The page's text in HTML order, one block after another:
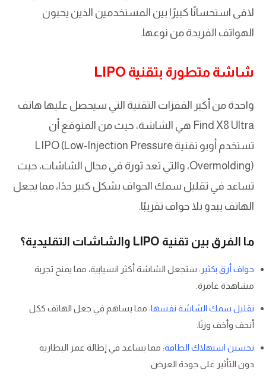
لاقى استحسانًا كبيرًا بين المستخدمين الذين يحبون
الهواتف الفريدة من نوعها.
شاشة متطورة بتقنية LIPO
واحدة من أكبر القفزات التقنية التي سيحصل عليها هاتف
Find X8 Ultra هي الشاشة، حيث من المتوقع أن
تستخدم أوبو تقنية LIPO (Low-Injection Pressure
Overmolding)، والتي تعد ثورة في مجال الشاشات، حيث
تساعد في تقليل سمك الحواف بشكل كبير جدًا، مما يجعل
الهاتف يبدو بلا حواف تقريبًا.
ما الفرق بين تقنية LIPO والشاشات التقليدية؟
حواف أرق بكثير : ستجعل الشاشة أكثر انسيابية، مما يمنح تجربة
مشاهدة غامرة.
تقليل سمك الشاشة نفسها: مما يساهم في جعل الهاتف ككل
أنحف وأخف وزنًا.
تحسين استهلاك الطاقة: مما يساعد في إطالة عمر البطارية
دون التأثير على جودة العرض.